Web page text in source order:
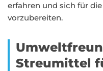
erfahren und sich für
vorzubereiten.
Streumittel